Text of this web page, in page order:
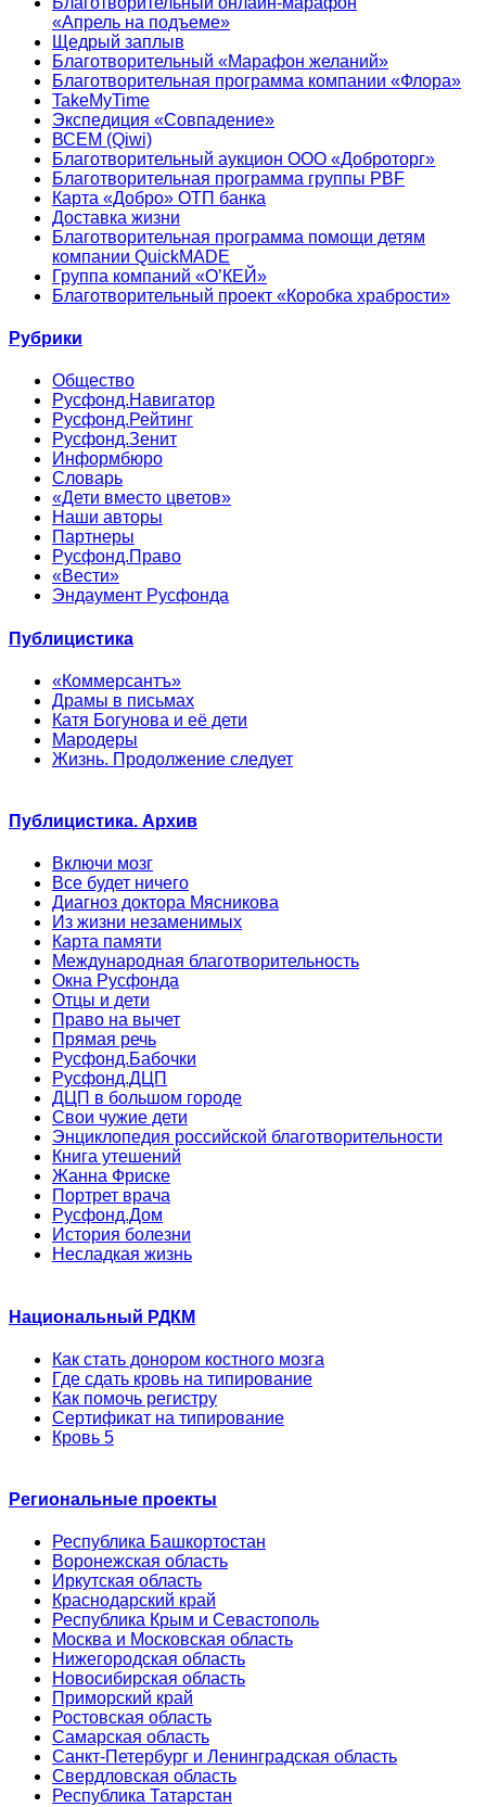
«Апрель на подъеме»
Щедрый заплыв
Благотворительный «Марафон желаний»
Благотворительная программа компании «Флора»
TakeMyTime
Экспедиция «Совпадение»
ВСЕМ (Qiwi)
Благотворительный аукцион ООО «Доброторг»
Благотворительная программа группы PBF
Карта «Добро» ОТП банка
Доставка жизни
Благотворительная программа помощи детям
компании QuickMADE
Группа компаний «О’КЕЙ»
Благотворительный проект «Коробка храбрости»
Рубрики
Общество
Русфонд.Навигатор
Русфонд.Рейтинг
Русфонд.Зенит
Информбюро
Словарь
«Дети вместо цветов»
Наши авторы
Партнеры
Русфонд.Право
«Вести»
Эндаумент Русфонда
Публицистика
«Коммерсантъ»
Драмы в письмах
Катя Богунова и её дети
Мародеры
Жизнь. Продолжение следует
Публицистика. Архив
Включи мозг
Все будет ничего
Диагноз доктора Мясникова
Из жизни незаменимых
Карта памяти
Международная благотворительность
Окна Русфонда
Отцы и дети
Право на вычет
Прямая речь
Русфонд.Бабочки
Русфонд.ДЦП
ДЦП в большом городе
Свои чужие дети
Энциклопедия российской благотворительности
Книга утешений
Жанна Фриске
Портрет врача
Русфонд.Дом
История болезни
Несладкая жизнь
Национальный РДКМ
Как стать донором костного мозга
Где сдать кровь на типирование
Как помочь регистру
Сертификат на типирование
Кровь 5
Региональные проекты
Республика Башкортостан
Воронежская область
Иркутская область
Краснодарский край
Республика Крым и Севастополь
Москва и Московская область
Нижегородская область
Новосибирская область
Приморский край
Ростовская область
Самарская область
Санкт-Петербург и Ленинградская область
Свердловская область
Республика Татарстан